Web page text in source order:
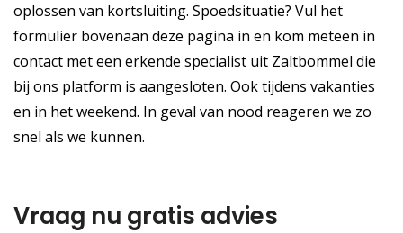
oplossen van kortsluiting. Spoedsituatie? Vul het
formulier bovenaan deze pagina in en kom meteen in
contact met een erkende specialist uit Zaltbommel die
bij ons platform is aangesloten. Ook tijdens vakanties
en in het weekend. In geval van nood reageren we zo
snel als we kunnen.
Vraag nu gratis advies